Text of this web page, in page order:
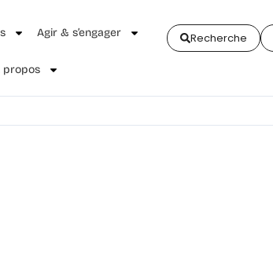
Agir & s’engager
propos
Recherche